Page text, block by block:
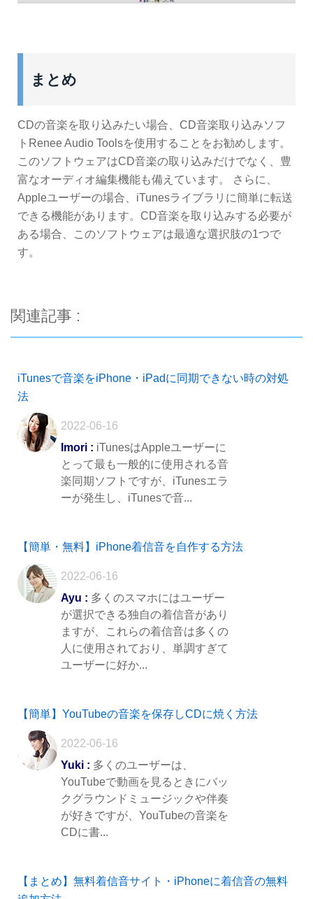
まとめ
CDの音楽を取り込みたい場合、CD音楽取り込みソフ
トRenee Audio Toolsを使用することをお勧めします。
このソフトウェアはCD音楽の取り込みだけでなく、豊
富なオーディオ編集機能も備えています。 さらに、
Appleユーザーの場合、iTunesライブラリに簡単に転送
できる機能があります。CD音楽を取り込みする必要が
ある場合、このソフトウェアは最適な選択肢の1つで
す。
関連記事 :
iTunesで音楽をiPhone・iPadに同期できない時の対処
法
2022-06-16
Imori : iTunesはAppleユーザーに
とって最も一般的に使用される音
楽同期ソフトですが、iTunesエラ
ーが発生し、iTunesで音...
【簡単・無料】iPhone着信音を自作する方法
2022-06-16
Ayu : 多くのスマホにはユーザー
が選択できる独自の着信音があり
ますが、これらの着信音は多くの
人に使用されており、単調すぎて
ユーザーに好か...
【簡単】YouTubeの音楽を保存しCDに焼く方法
2022-06-16
Yuki : 多くのユーザーは、
YouTubeで動画を見るときにバッ
クグラウンドミュージックや伴奏
が好きですが、YouTubeの音楽を
CDに書...
【まとめ】無料着信音サイト・iPhoneに着信音の無料